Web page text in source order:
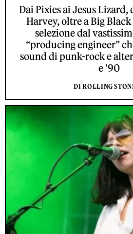
Dai Pixies ai Jesus Lizard,
Harvey, oltre a Big
selezione dal
“producing engineer”
sound di punk-rock e
e ’90
DI ROLLING